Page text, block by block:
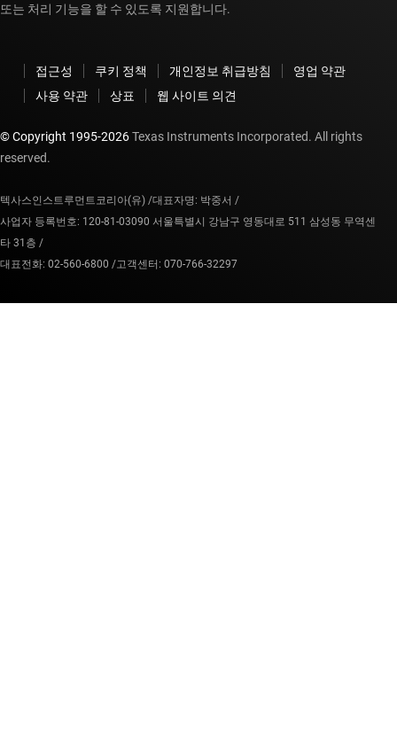
또는 처리 기능을 할 수 있도록 지원합니다.
접근성 쿠키 정책 개인정보 취급방침
영업 약관
사용 약관
상표 웹 사이트 의견
© Copyright 1995-2026Texas Instruments Incorporated. All rights
reserved.
텍사스인스트루먼트코리아(유) /대표자명: 박중서 /
사업자 등록번호: 120-81-03090 서울특별시 강남구 영동대로 511 삼성동 무역센
타 31층 /
대표전화: 02-560-6800 /고객센터: 070-766-32297